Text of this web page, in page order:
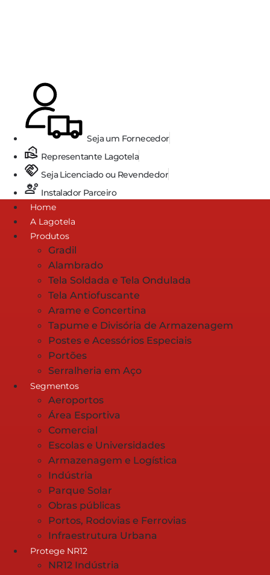
Seja um Fornecedor
Representante Lagotela
Seja Licenciado ou Revendedor
Instalador Parceiro
Home
A Lagotela
Produtos
Gradil
Alambrado
Tela Soldada e Tela Ondulada
Tela Antiofuscante
Arame e Concertina
Tapume e Divisória de Armazenagem
Postes e Acessórios Especiais
Portões
Serralheria em Aço
Segmentos
Aeroportos
Área Esportiva
Comercial
Escolas e Universidades
Armazenagem e Logística
Indústria
Parque Solar
Obras públicas
Portos, Rodovias e Ferrovias
Infraestrutura Urbana
Protege NR12
NR12 Indústria